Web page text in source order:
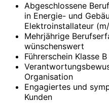
Abgeschlossene
in Energie- und
Elektroinstallateur
Mehrjährige
wünschenswert
Führerschein Klasse B
Organisation
Engagiertes und
Kunden